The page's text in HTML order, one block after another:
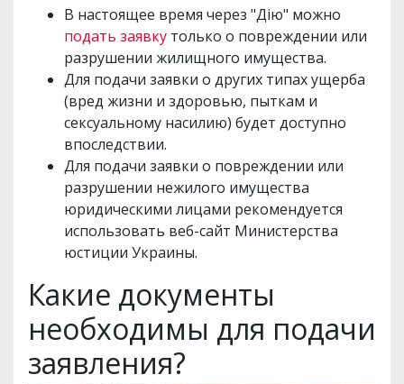
В настоящее время через "Дію" можно
подать заявку только о повреждении или
разрушении жилищного имущества.
Для подачи заявки о других типах ущерба
(вред жизни и здоровью, пыткам и
сексуальному насилию) будет доступно
впоследствии.
Для подачи заявки о повреждении или
разрушении нежилого имущества
юридическими лицами рекомендуется
использовать веб-сайт Министерства
юстиции Украины.
Какие документы
необходимы для подачи
заявления?